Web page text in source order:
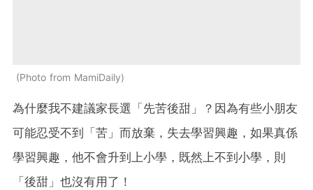
Photo from MamiDaily
為什麼我不建議家長選「先苦後甜」？因為有些小朋友
可能忍受不到「苦」而放棄，失去學習興趣，如果真係
學習興趣，他不會升到上小學，既然上不到小學，則
「後甜」也沒有用了！